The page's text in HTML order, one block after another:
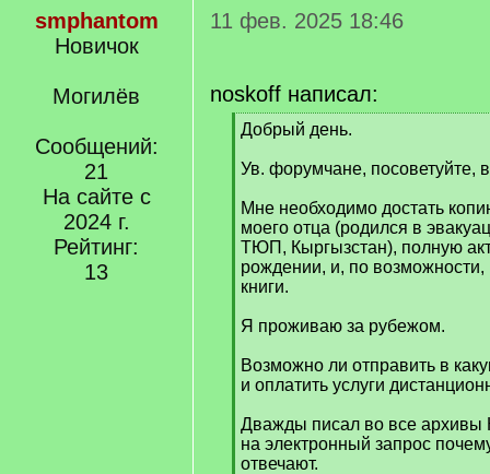
smphantom
Новичок
Могилёв
Сообщений:
21
На сайте с
2024 г.
Рейтинг:
13
11 фев. 2025 18:46
noskoff написал:
[
]
Добрый день.
Ув. форумчане, посоветуйте,
Мне необходимо достать
моего отца (родился в
ТЮП, Кыргызстан), полную
рождении, и, по
книги.
Я проживаю за рубежом.
Возможно ли отправить в
и оплатить услуги
Дважды писал во все архивы
на электронный запрос
отвечают.